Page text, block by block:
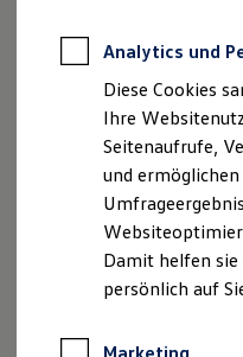
Behörden
Anpfiff zum
Elektromobilität
Elektroautos
ID. Tutorials
ID. EVERY1
Reichweite
Rekuperation
, 1 von 2 , 2 von 2
Analytics und
Diese Cookies
Ihre
Seitenaufrufe,
und
Damit helfen
persönlich auf